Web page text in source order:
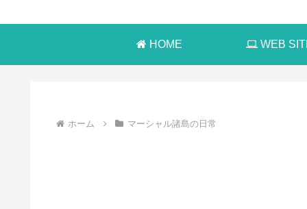
HOME WEB
ホーム マーシャル諸島の日常